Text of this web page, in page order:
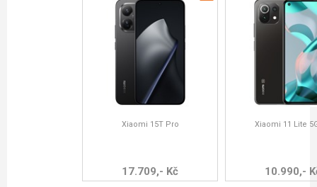
Xiaomi 15T Pro
17.709,- Kč
Xiaomi 11 Lite
10.990,-